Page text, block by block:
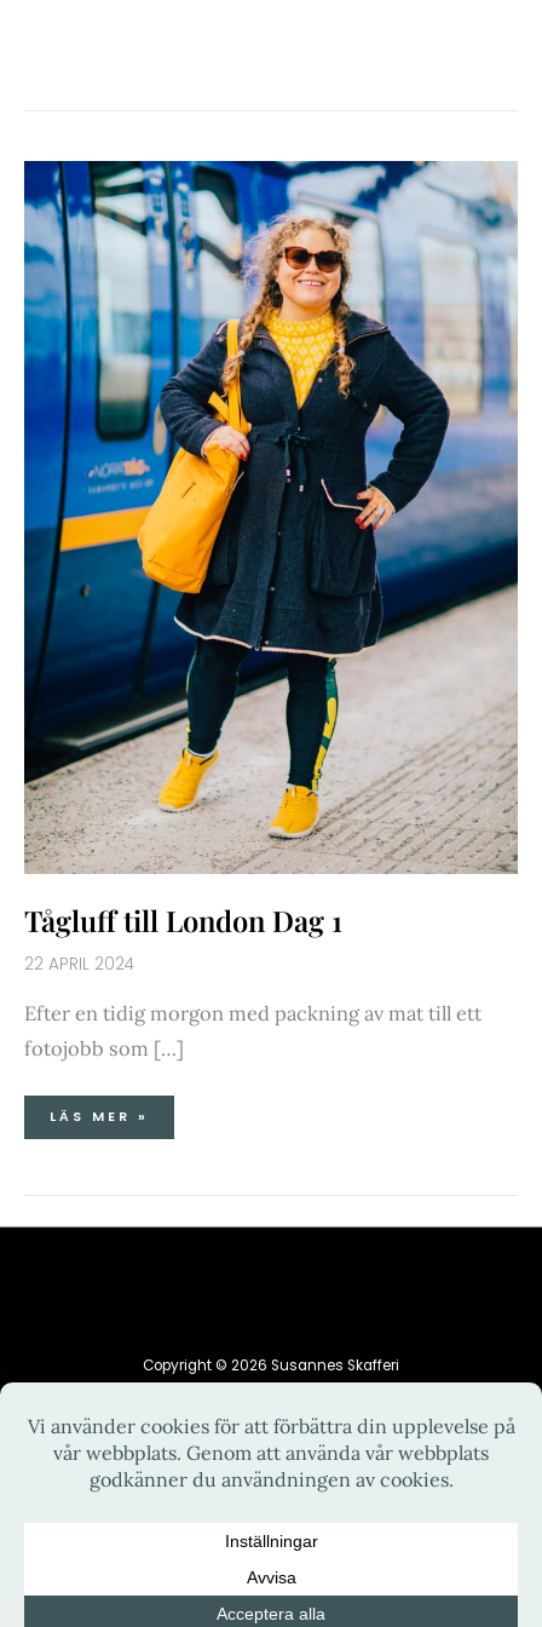
Tågluff till London Dag 1
22 APRIL 2024
Efter en tidig morgon med packning av mat till ett
fotojobb som […]
TÅGLUFF
TILL
LONDON
DAG
1
LÄS MER »
Copyright © 2026 Susannes Skafferi
HEM INTEGRITETSPOLICY
KONTAKT
OM MIG
RECEPT